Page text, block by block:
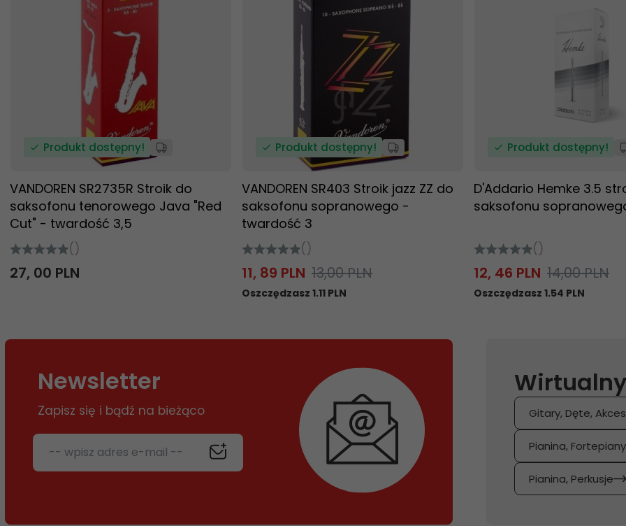
Produkt dostępny!
VANDOREN SR2735R Stroik do
saksofonu tenorowego Java "Red
Cut" - twardość 3,5
()
27, 00 PLN
Produkt dostępny!
VANDOREN SR403 Stroik jazz ZZ do
saksofonu sopranowego -
twardość 3
()
11, 89 PLN 13,00 PLN
Oszczędzasz 1.11 PLN
Produkt dostępny!
D'Addario Hemke 3.5
saksofonu
()
12, 46 PLN 14,00 PLN
Oszczędzasz 1.54 PLN
Newsletter
Zapisz się i bądź na bieżąco
-- wpisz adres e-mail --
Gitary, Dęte,
Pianina,
Pianina, Perkusje